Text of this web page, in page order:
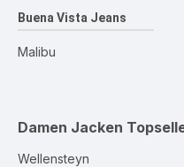
Buena Vista Jeans
Malibu
Damen Jacken
Wellensteyn